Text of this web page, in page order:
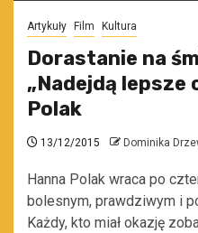
Artykuły Film Kultura
Dorastanie na
„Nadejdą lepsze
Polak
13/12/2015 Dominika
Hanna Polak wraca po
bolesnym, prawdziwym i
Każdy, kto miał okazję